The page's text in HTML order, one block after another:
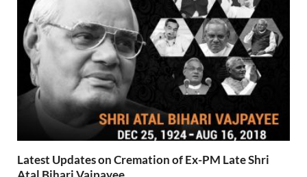
Latest Updates on Cremation of Ex-PM Late Shri